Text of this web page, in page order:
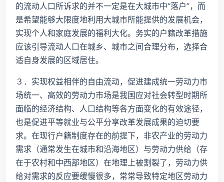
的流动人口所诉求的并不一定是在大城市中“落户”，而
是希望能够大限度地利用大城市所能提供的发展机会，
实现个人和家庭发展的福利大化。务实的户籍改革措施
应该引导流动人口在城乡、城市之间合理分布，选择合
适自身发展的区域居住。
３．实现权益相伴的自由流动，促进建成统一劳动力市
场统一、高效的劳动力市场是我国应对社会转型时期所
面临的经济结构、人口结构等各方面变化的有效途径，
也是促进平等就业与公平分享改革发展成果的迫切要
求。在现行户籍制度存在的前提下，非农产业的劳动力
需求（通常发生在城市和沿海地区）与劳动力供给（存
在于农村和中西部地区）在地理上被割裂了，劳动力供
给对需求的反应要缓慢很多，常常导致特定地区劳动力